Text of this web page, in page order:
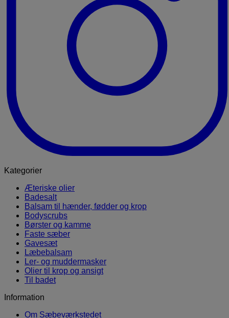
Kategorier
Æteriske olier
Badesalt
Balsam til hænder, fødder og krop
Bodyscrubs
Børster og kamme
Faste sæber
Gavesæt
Læbebalsam
Ler- og muddermasker
Olier til krop og ansigt
Til badet
Information
Om Sæbeværkstedet